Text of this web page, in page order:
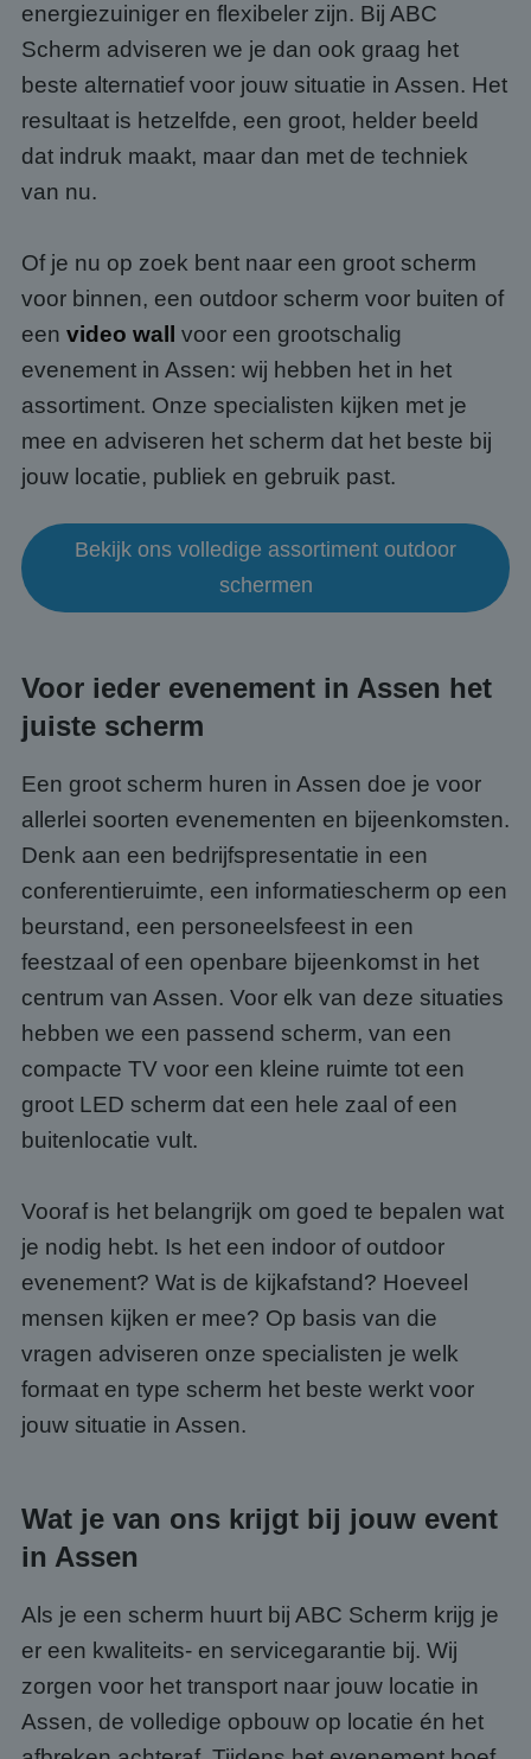
energiezuiniger en flexibeler zijn. Bij ABC
Scherm adviseren we je dan ook graag het
beste alternatief voor jouw situatie in Assen. Het
resultaat is hetzelfde, een groot, helder beeld
dat indruk maakt, maar dan met de techniek
van nu.
Of je nu op zoek bent naar een groot scherm
voor binnen, een outdoor scherm voor buiten of
een video wall
voor een grootschalig
evenement in Assen: wij hebben het in het
assortiment. Onze specialisten kijken met je
mee en adviseren het scherm dat het beste bij
jouw locatie, publiek en gebruik past.
Bekijk ons volledige assortiment outdoor
schermen
Voor ieder evenement in Assen het
juiste scherm
Een groot scherm huren in Assen doe je voor
allerlei soorten evenementen en bijeenkomsten.
Denk aan een bedrijfspresentatie in een
conferentieruimte, een informatiescherm op een
beurstand, een personeelsfeest in een
feestzaal of een openbare bijeenkomst in het
centrum van Assen. Voor elk van deze situaties
hebben we een passend scherm, van een
compacte TV voor een kleine ruimte tot een
groot LED scherm dat een hele zaal of een
buitenlocatie vult.
Vooraf is het belangrijk om goed te bepalen wat
je nodig hebt. Is het een indoor of outdoor
evenement? Wat is de kijkafstand? Hoeveel
mensen kijken er mee? Op basis van die
vragen adviseren onze specialisten je welk
formaat en type scherm het beste werkt voor
jouw situatie in Assen.
Wat je van ons krijgt bij jouw event
in Assen
Als je een scherm huurt bij ABC Scherm krijg je
er een kwaliteits- en servicegarantie bij. Wij
zorgen voor het transport naar jouw locatie in
Assen, de volledige opbouw op locatie én het